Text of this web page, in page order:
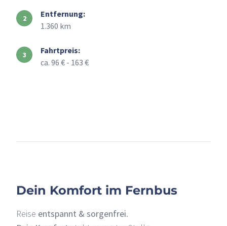
Entfernung:
1.360 km
Fahrtpreis:
ca. 96 € - 163 €
Dein Komfort im Fernbus
Reise entspannt & sorgenfrei.